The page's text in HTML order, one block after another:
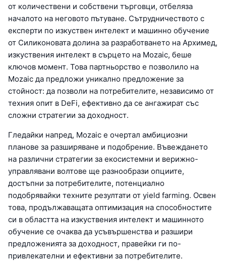
от количествени и собствени търговци, отбеляза
началото на неговото пътуване. Сътрудничеството с
експерти по изкуствен интелект и машинно обучение
от Силиконовата долина за разработването на Архимед,
изкуствения интелект в сърцето на Mozaic, беше
ключов момент. Това партньорство е позволило на
Mozaic да предложи уникално предложение за
стойност: да позволи на потребителите, независимо от
техния опит в DeFi, ефективно да се ангажират със
сложни стратегии за доходност.
Гледайки напред, Mozaic е очертал амбициозни
планове за разширяване и подобрение. Въвеждането
на различни стратегии за екосистемни и верижно-
управлявани волтове ще разнообрази опциите,
достъпни за потребителите, потенциално
подобрявайки техните резултати от yield farming. Освен
това, продължаващата оптимизация на способностите
си в областта на изкуствения интелект и машинното
обучение се очаква да усъвършенства и разшири
предложенията за доходност, правейки ги по-
привлекателни и ефективни за потребителите.